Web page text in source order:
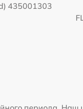
435001303